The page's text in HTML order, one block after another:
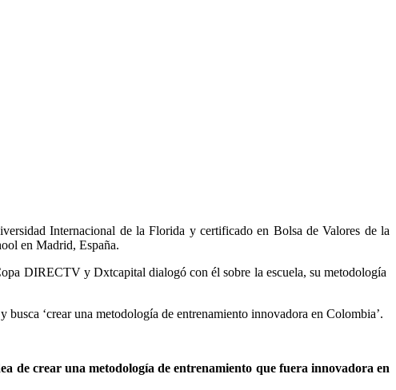
Internacional de la Florida y certificado en Bolsa de Valores de la
en Madrid, España.
DIRECTV y Dxtcapital dialogó con él sobre la escuela, su metodología
‘crear una metodología de entrenamiento innovadora en Colombia’.
de crear una metodología de entrenamiento que fuera innovadora en